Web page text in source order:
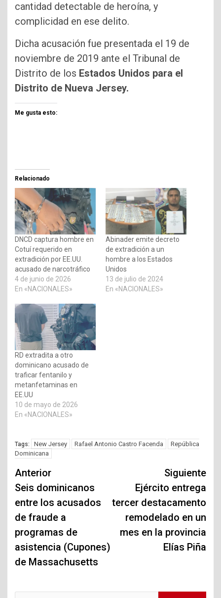
cantidad detectable de heroína, y
complicidad en ese delito.
Dicha acusación fue presentada el 19 de
noviembre de 2019 ante el Tribunal de
Distrito de los Estados Unidos para el
Distrito de Nueva Jersey.
Me gusta esto:
Relacionado
DNCD captura hombre en
Cotuí requerido en
extradición por EE.UU.
acusado de narcotráfico
4 de junio de 2026
En «NACIONALES»
Abinader emite decreto
de extradición a un
hombre a los Estados
Unidos
13 de julio de 2024
En «NACIONALES»
RD extradita a otro
dominicano acusado de
traficar fentanilo y
metanfetaminas en
EE.UU
10 de mayo de 2026
En «NACIONALES»
Tags: New Jersey Rafael Antonio Castro Facenda
República
Dominicana
Navegación
de
entradas
Anterior
Seis dominicanos
entre los acusados
de fraude a
programas de
asistencia (Cupones)
de Massachusetts
Siguiente
Ejército entrega
tercer destacamento
remodelado en un
mes en la provincia
Elías Piña